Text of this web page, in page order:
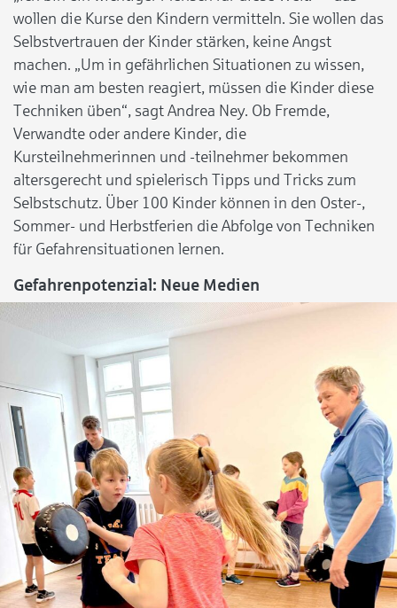
wollen die Kurse den Kindern vermitteln. Sie wollen das
Selbstvertrauen der Kinder stärken, keine Angst
machen. „Um in gefährlichen Situationen zu wissen,
wie man am besten reagiert, müssen die Kinder diese
Techniken üben“, sagt Andrea Ney. Ob Fremde,
Verwandte oder andere Kinder, die
Kursteilnehmerinnen und -teilnehmer bekommen
altersgerecht und spielerisch Tipps und Tricks zum
Selbstschutz. Über 100 Kinder können in den Oster-,
Sommer- und Herbstferien die Abfolge von Techniken
für Gefahrensituationen lernen.
Gefahrenpotenzial: Neue Medien